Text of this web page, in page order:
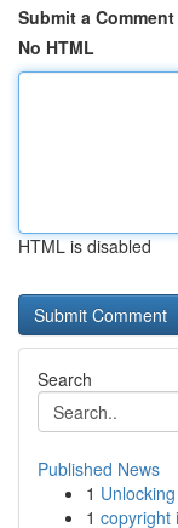
Submit a Comment
No HTML
HTML is disabled
Search
Published News
1
1 copyright